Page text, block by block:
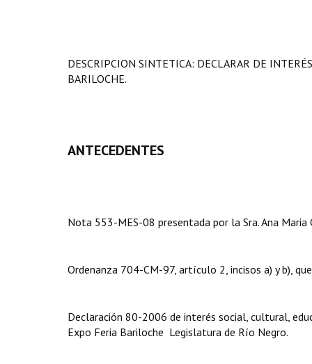
DESCRIPCION SINTETICA: DECLARAR DE
BARILOCHE.
ANTECEDENTES
Nota 553-MES-08 presentada por la Sra. Ana
Ordenanza 704-CM-97, artículo 2, incisos a) y b),
Declaración 80-2006 de interés social, cultural,
Expo Feria Bariloche  Legislatura de Río Negro.